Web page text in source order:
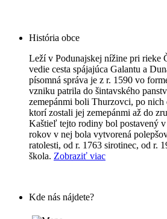
História obce
Leží v Podunajskej nížine pri rieke
vedie cesta spájajúca Galantu a
písomná správa je z r. 1590 vo
vzniku patrila do šintavského
zemepánmi boli Thurzovci, po nich
ktorí zostali jej zemepánmi až do
Kaštieľ tejto rodiny bol postavený
rokov v nej bola vytvorená
ratolesti, od r. 1763 sirotinec, od r.
škola. Zobraziť viac
Kde nás nájdete?